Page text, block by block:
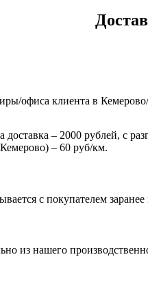
офиса клиента в
– 2000 рублей, с
– 60 руб/км.
с покупателем
из нашего